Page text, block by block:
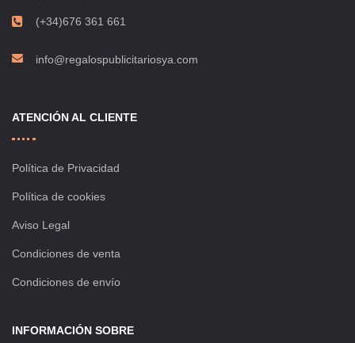
(+34)676 361 661
info@regalospublicitariosya.com
ATENCIÓN AL CLIENTE
Política de Privacidad
Política de cookies
Aviso Legal
Condiciones de venta
Condiciones de envío
INFORMACIÓN SOBRE